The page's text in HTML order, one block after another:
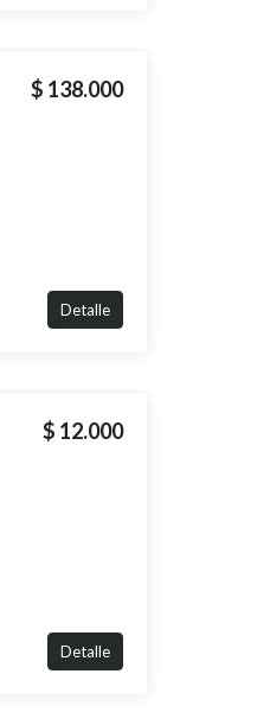
$ 138.000
Detalle
$ 12.000
Detalle